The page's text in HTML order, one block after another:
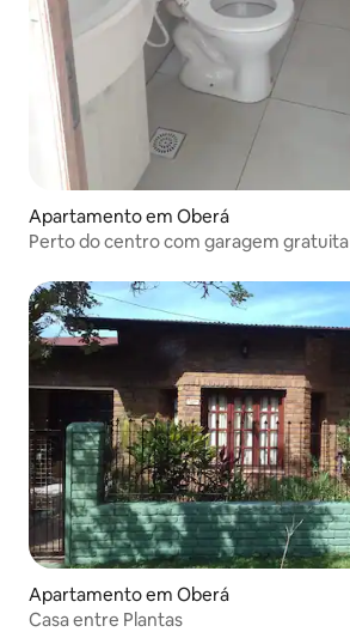
Apartamento em Oberá
Perto do centro com garagem gratuita
Apartamento em Oberá
Casa entre Plantas